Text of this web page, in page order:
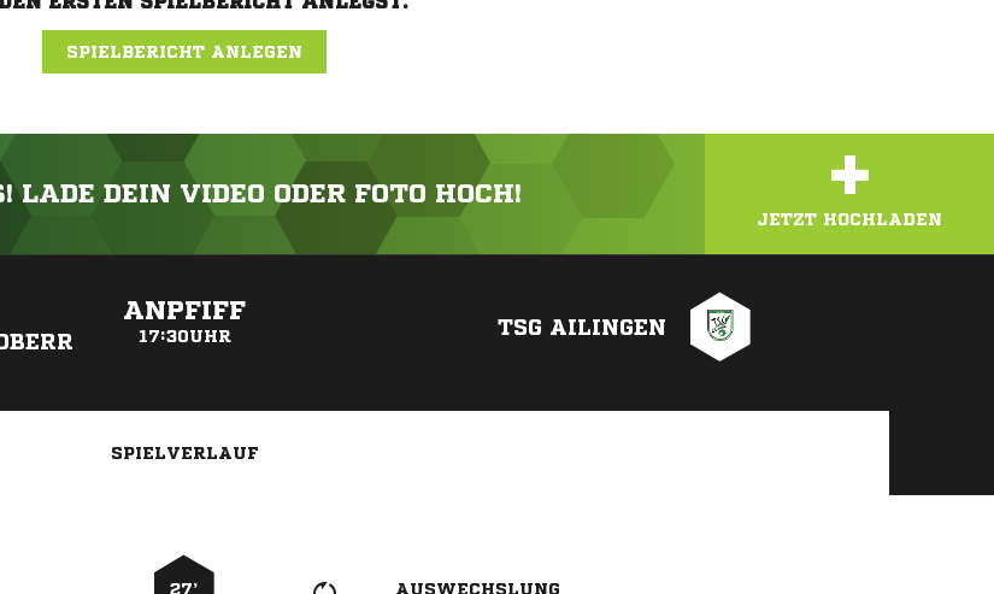
SPIELBERICHT ANLEGEN
LADE DEIN VIDEO ODER FOTO HOCH! +
JETZT HOCHLADEN
ANPFIFF
17:30UHR TSG AILINGEN
SPIELVERLAUF
27’ AUSWECHSLUNG